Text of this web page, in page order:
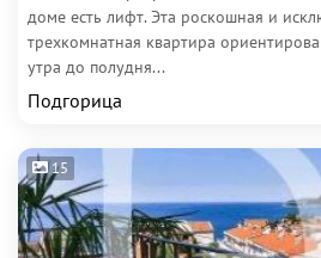
доме есть лифт. Эта роскошная и
трехкомнатная квартира
утра до полудня...
Подгорица
15